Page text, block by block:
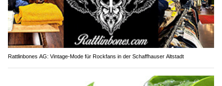
Rattlinbones AG: Vintage-Mode für Rockfans in der Schaffhauser Altstadt